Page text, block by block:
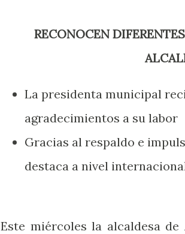
RECONOCEN DIFERENTES SECTORES SOCIALES EL APOYO DE LA
La presidenta municipal
agradecimientos a su labor
Gracias al respaldo e
destaca a nivel
Este miércoles la alcaldesa de